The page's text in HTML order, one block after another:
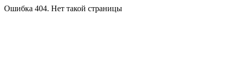
Ошибка 404. Нет такой страницы